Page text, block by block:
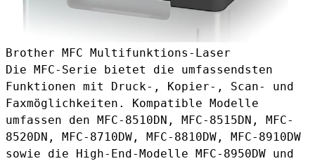
Brother MFC Multifunktions-Laser
Die MFC-Serie bietet die umfassendsten
Funktionen mit Druck-, Kopier-, Scan- und
Faxmöglichkeiten. Kompatible Modelle
umfassen den MFC-8510DN, MFC-8515DN, MFC-
8520DN, MFC-8710DW, MFC-8810DW, MFC-8910DW
sowie die High-End-Modelle MFC-8950DW und